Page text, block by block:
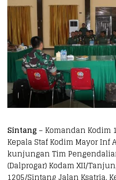
Sintang– Komandan
Kepala Staf Kodim Mayor Inf
kunjungan Tim
(Dalprogar) Kodam XII/
1205/Sintang Jalan Ksatria,